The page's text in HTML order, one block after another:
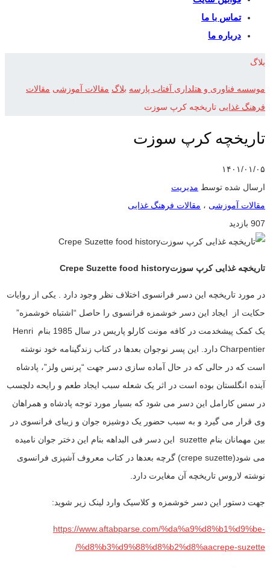
تماس با ما
درباره ما
بلاگ
موسسه فناوری و هتلداری آفتاب پارسه بلاگ مقالات آموزشی مقالات
فرهنگ غذایی تاریخچه کرپ سوزت
تاریخچه کرپ سوزت
۱۴۰۱/۰۱/۰۵
ارسال شده توسط مدیریت
مقالات آموزشی ، مقالات فرهنگ غذایی
907 بازدید
تاریخچه غذایی کرپ سوزتCrepe Suzette food history
در مورد تاریخچه این دسر فرانسوی اختلاف نظر وجود دارد . یکی از روایات
حکایت از ایجاد این دسر خوشمزه فرانسوی را حاصل “اشتباه خوشمزه”
یک کمک پیشخدمت در کافه مونت کارلو پاریس در سال 1985 بنام Henri
Charpentier دارد. این پسر نوجوان بعدها در کتاب زندگینامه خود نوشته
است که در حالی که در حال آماده سازی دسر جهت “پرنس ولز”، پادشاه
آینده انگلستان بوده است در اثر یک شعله سبب ایجاد طعم و رایحه دلچسب
در سس کارامل این دسر می شود که بسیار مورد توجه پادشاه و همراهان
وی قرار می گیرد و به سبب حضور یک دوشیزه جوان و زیبای فرانسوی در
بین مهمانان بنام suzette این دسر فی البداهه بنام این دختر جوان نامیده
می شود(crepe suzette) گرچه بعدها در کتاب معروف آشپزی فرانسوی
نوشته لاروس تاریخچه آن مغایرت دارد.
جهت دستور این دسر خوشمزه و کلاسیک وارد لینک زیر شوید:
https://www.aftabparse.com/%da%a9%d8%b1%d9%be-
%d8%b3%d9%88%d8%b2%d8%aacrepe-suzette/